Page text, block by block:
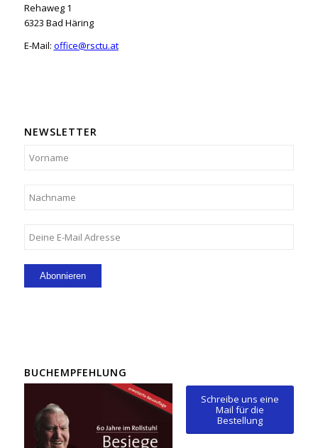
Rehaweg 1
6323 Bad Häring
E-Mail: office@rsctu.at
NEWSLETTER
BUCHEMPFEHLUNG
Schreibe uns eine
Mail für die
Bestellung